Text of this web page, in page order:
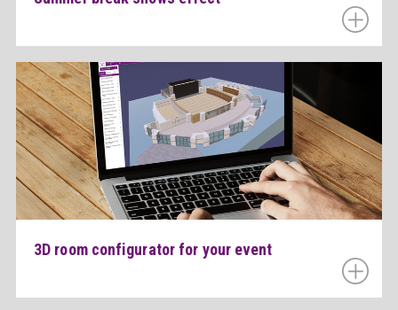
3D room configurator for your event